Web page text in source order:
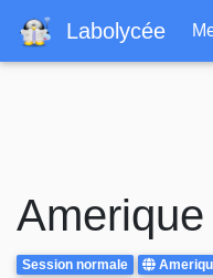
Labolycée
Rattrapages
Session normale
Centre